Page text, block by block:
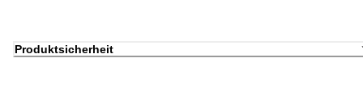
Produktsicherheit